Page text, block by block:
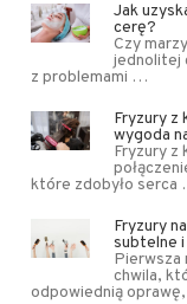
Jak
cerę?
Czy
jednolitej
z problemami …
Fryzury z
wygoda
Fryzury z
które zdobyło serca
Fryzury
subtelne i
Pierwsza
chwila,
odpowiednią